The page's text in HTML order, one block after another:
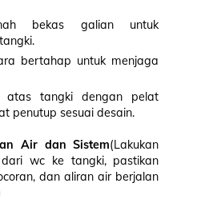
bekas galian untuk
bertahap untuk menjaga
atas tangki dengan pelat
penutup sesuai desain.
Air dan Sistem(Lakukan
wc ke tangki, pastikan
dan aliran air berjalan